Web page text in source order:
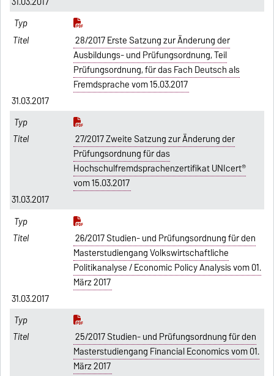
28/2017 Erste Satzung zur Änderung der
Ausbildungs- und Prüfungsordnung, Teil
Prüfungsordnung, für das Fach Deutsch als
Fremdsprache vom 15.03.2017
31.03.2017
27/2017 Zweite Satzung zur Änderung der
Prüfungsordnung für das
Hochschulfremdsprachenzertifikat UNIcert®
vom 15.03.2017
31.03.2017
26/2017 Studien- und Prüfungsordnung für den
Masterstudiengang Volkswirtschaftliche
Politikanalyse / Economic Policy Analysis vom 01.
März 2017
31.03.2017
25/2017 Studien- und Prüfungsordnung für den
Masterstudiengang Financial Economics vom 01.
März 2017